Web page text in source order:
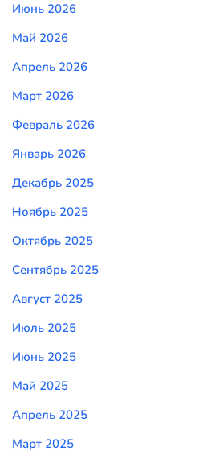
Июнь 2026
Май 2026
Апрель 2026
Март 2026
Февраль 2026
Январь 2026
Декабрь 2025
Ноябрь 2025
Октябрь 2025
Сентябрь 2025
Август 2025
Июль 2025
Июнь 2025
Май 2025
Апрель 2025
Март 2025